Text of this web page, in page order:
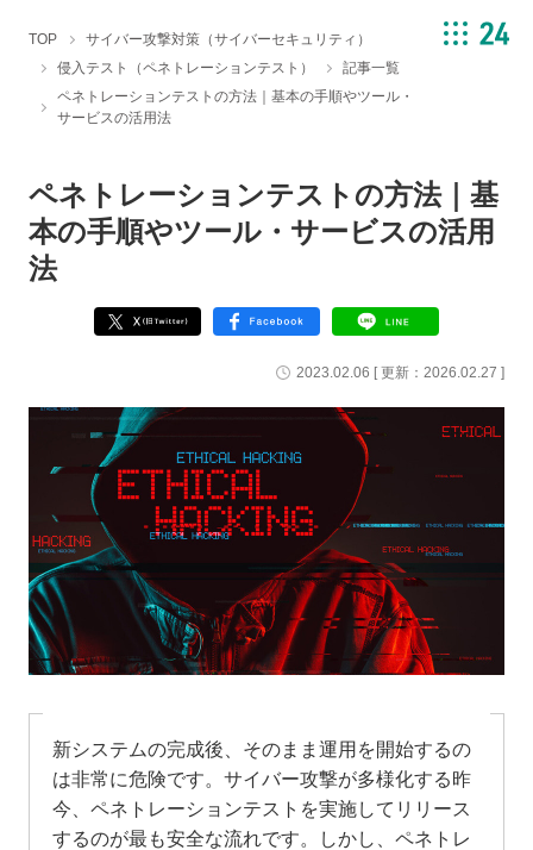
TOP
サイバー攻撃対策（サイバーセキュリティ）
侵入テスト（ペネトレーションテスト）
記事一覧
ペネトレーションテストの方法｜基本の手順やツール・
サービスの活用法
ペネトレーションテストの方法｜基
本の手順やツール・サービスの活用
法
2023.02.06 [ 更新： 2026.02.27 ]
新システムの完成後、そのまま運用を開始するの
は非常に危険です。サイバー攻撃が多様化する昨
今、ペネトレーションテストを実施してリリース
するのが最も安全な流れです。しかし、ペネトレ